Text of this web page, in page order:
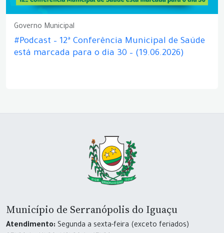
Governo Municipal
#Podcast – 12ª Conferência Municipal de Saúde
está marcada para o dia 30 – (19.06.2026)
Município de Serranópolis do Iguaçu
Atendimento: Segunda a sexta-feira (exceto feriados)